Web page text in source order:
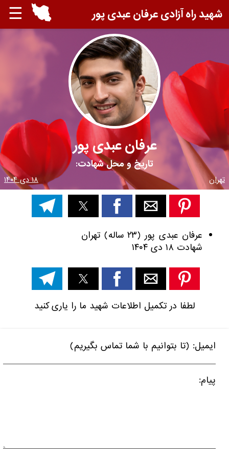
☰ شهید راه آزادی عرفان عبدی پور
عرفان عبدی پور
تاریخ و محل شهادت:
تهران ۱۸ دی ۱۴۰۴
عرفان عبدی پور (۲۳ ساله) تهران
شهادت ۱۸ دی ۱۴۰۴
لطفا در تکمیل اطلاعات شهید ما را یاری کنید
ایمیل: (تا بتوانیم با شما تماس بگیریم)
پیام: